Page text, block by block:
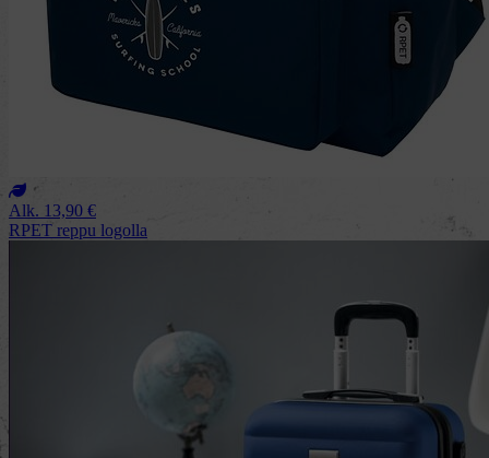
Alk. 13,90 €
RPET reppu logolla